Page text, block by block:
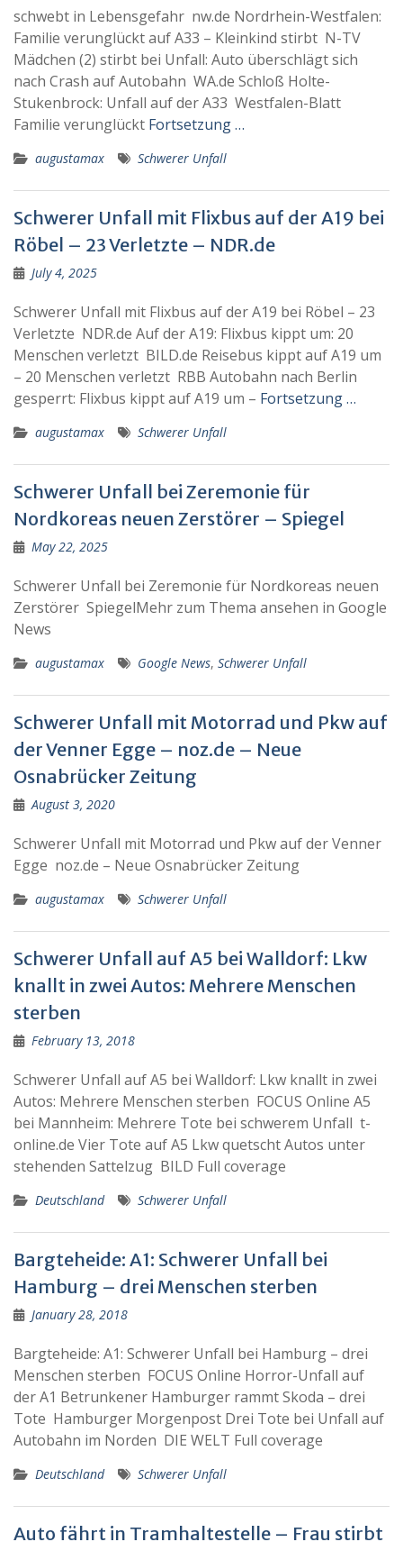
schwebt in Lebensgefahr nw.de Nordrhein-Westfalen:
Familie verunglückt auf A33 – Kleinkind stirbt N-TV
Mädchen (2) stirbt bei Unfall: Auto überschlägt sich
nach Crash auf Autobahn WA.de Schloß Holte-
Stukenbrock: Unfall auf der A33 Westfalen-Blatt
Familie verunglückt Fortsetzung …
augustamax Schwerer Unfall
Schwerer Unfall mit Flixbus auf der A19 bei
Röbel – 23 Verletzte – NDR.de
July 4, 2025
Schwerer Unfall mit Flixbus auf der A19 bei Röbel – 23
Verletzte NDR.de Auf der A19: Flixbus kippt um: 20
Menschen verletzt BILD.de Reisebus kippt auf A19 um
– 20 Menschen verletzt RBB Autobahn nach Berlin
gesperrt: Flixbus kippt auf A19 um – Fortsetzung …
augustamax Schwerer Unfall
Schwerer Unfall bei Zeremonie für
Nordkoreas neuen Zerstörer – Spiegel
May 22, 2025
Schwerer Unfall bei Zeremonie für Nordkoreas neuen
Zerstörer SpiegelMehr zum Thema ansehen in Google
News
augustamax Google News, Schwerer Unfall
Schwerer Unfall mit Motorrad und Pkw auf
der Venner Egge – noz.de – Neue
Osnabrücker Zeitung
August 3, 2020
Schwerer Unfall mit Motorrad und Pkw auf der Venner
Egge noz.de – Neue Osnabrücker Zeitung
augustamax Schwerer Unfall
Schwerer Unfall auf A5 bei Walldorf: Lkw
knallt in zwei Autos: Mehrere Menschen
sterben
February 13, 2018
Schwerer Unfall auf A5 bei Walldorf: Lkw knallt in zwei
Autos: Mehrere Menschen sterben FOCUS Online A5
bei Mannheim: Mehrere Tote bei schwerem Unfall t-
online.de Vier Tote auf A5 Lkw quetscht Autos unter
stehenden Sattelzug BILD Full coverage
Deutschland Schwerer Unfall
Bargteheide: A1: Schwerer Unfall bei
Hamburg – drei Menschen sterben
January 28, 2018
Bargteheide: A1: Schwerer Unfall bei Hamburg – drei
Menschen sterben FOCUS Online Horror-Unfall auf
der A1 Betrunkener Hamburger rammt Skoda – drei
Tote Hamburger Morgenpost Drei Tote bei Unfall auf
Autobahn im Norden DIE WELT Full coverage
Deutschland Schwerer Unfall
Auto fährt in Tramhaltestelle – Frau stirbt